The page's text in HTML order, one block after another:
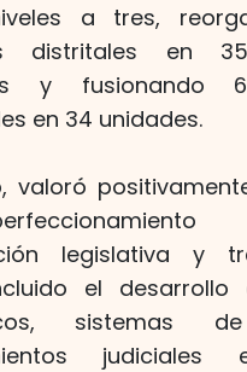
a tres,
distritales en
y fusionando
en 34 unidades.
valoró
legislativa y
el desarrollo
sistemas
judiciales